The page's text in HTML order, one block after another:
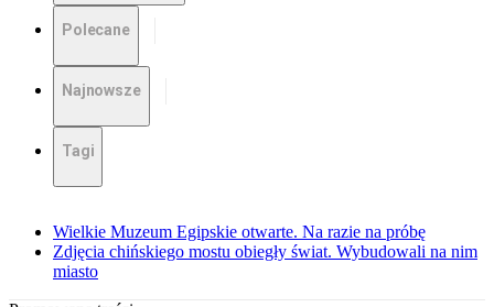
Polecane
Najnowsze
Tagi
Wielkie Muzeum Egipskie otwarte. Na razie na próbę
Zdjęcia chińskiego mostu obiegły świat. Wybudowali na nim
miasto